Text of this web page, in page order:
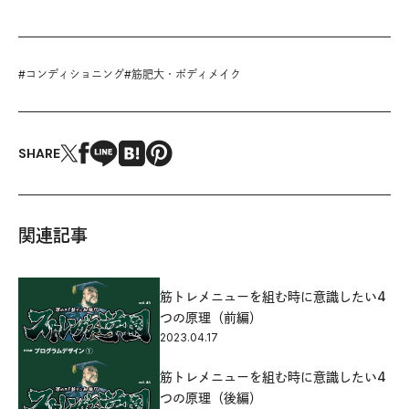
#コンディショニング#筋肥大・ボディメイク
SHARE
関連記事
筋トレメニューを組む時に意識したい4
つの原理（前編）
2023.04.17
筋トレメニューを組む時に意識したい4
つの原理（後編）